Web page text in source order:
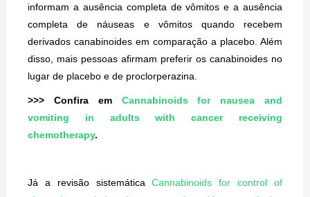
informam a ausência completa de vômitos e a ausência
completa de náuseas e vômitos quando recebem
derivados canabinoides em comparação a placebo. Além
disso, mais pessoas afirmam preferir os canabinoides no
lugar de placebo e de proclorperazina.
>>> Confira em Cannabinoids for nausea and
vomiting in adults with cancer receiving
chemotherapy.
Já a revisão sistemáticaCannabinoids for control of